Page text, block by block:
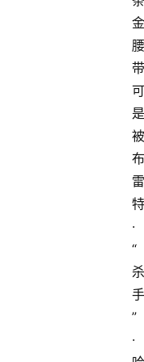
金
腰
带
可
是
被
布
雷
特
·
“
杀
手
”
·